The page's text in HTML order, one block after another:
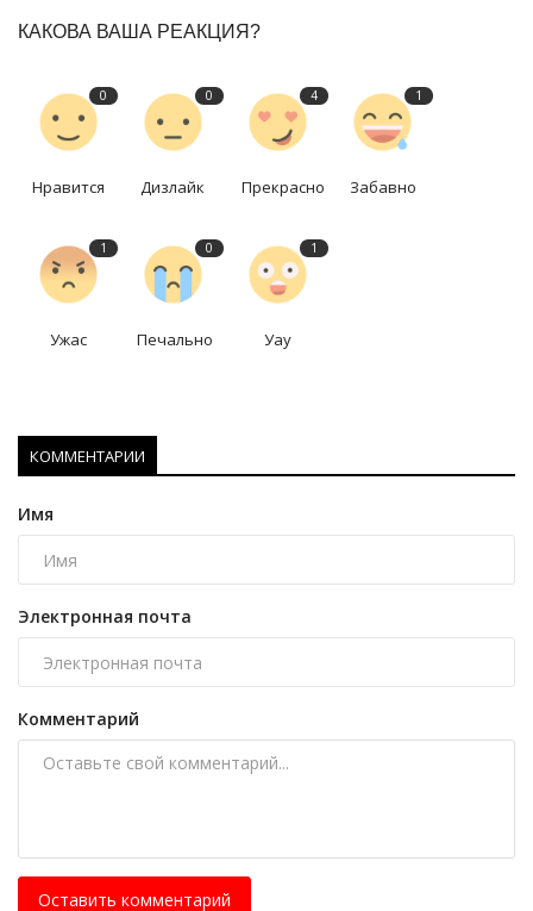
КАКОВА ВАША РЕАКЦИЯ?
0
Нравится
0
Дизлайк
4
Прекрасно
1
Забавно
1
Ужас
0
Печально
1
Уау
КОММЕНТАРИИ
Имя
Электронная почта
Комментарий
Оставить комментарий